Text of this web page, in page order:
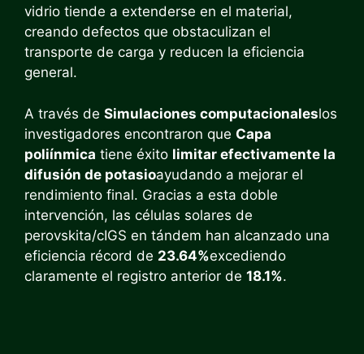
vidrio tiende a extenderse en el material,
creando defectos que obstaculizan el
transporte de carga y reducen la eficiencia
general.
A través de Simulaciones computacionaleslos
investigadores encontraron que Capa
poliínmica tiene éxito limitar efectivamente la
difusión de potasioayudando a mejorar el
rendimiento final. Gracias a esta doble
intervención, las células solares de
perovskita/cIGS en tándem han alcanzado una
eficiencia récord de 23.64%excediendo
claramente el registro anterior de 18.1%.